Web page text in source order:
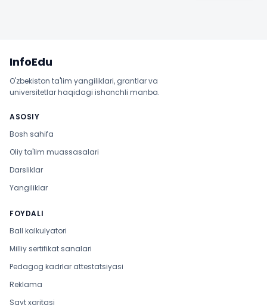
InfoEdu
O'zbekiston ta'lim yangiliklari, grantlar va
universitetlar haqidagi ishonchli manba.
ASOSIY
Bosh sahifa
Oliy ta'lim muassasalari
Darsliklar
Yangiliklar
FOYDALI
Ball kalkulyatori
Milliy sertifikat sanalari
Pedagog kadrlar attestatsiyasi
Reklama
Sayt xaritasi